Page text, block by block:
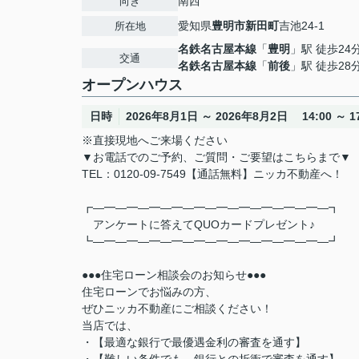
所在地 愛知県豊明市新田町吉池24-1
交通
名鉄名古屋本線 「豊明 」駅 徒歩24
名鉄名古屋本線 「前後 」駅 徒歩28
オープンハウス
日時
2026年8月1日 ～ 2026年8月2日 14:00 ～
※直接現地へご来場ください
▼お電話でのご予約、ご質問・ご要望はこちらまで▼
TEL：0120-09-7549【通話無料】ニッカ不動産へ！
┏―━―━―━―━―━―━―━―━―━―━―┓
アンケートに答えてQUOカードプレゼント♪
┗―━―━―━―━―━―━―━―━―━―━―┛
●●●住宅ローン相談会のお知らせ●●●
住宅ローンでお悩みの方、
ぜひニッカ不動産にご相談ください！
当店では、
・【最適な銀行で最優遇金利の審査を通す】